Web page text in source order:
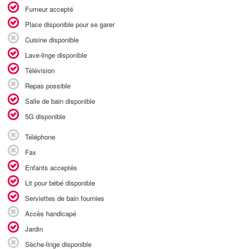
Fumeur accepté
Place disponible pour se garer
Cuisine disponible
Lave-linge disponible
Télévision
Repas possible
Salle de bain disponible
5G disponible
Téléphone
Fax
Enfants acceptés
Lit pour bébé disponible
Serviettes de bain fournies
Accès handicapé
Jardin
Sèche-linge disponible